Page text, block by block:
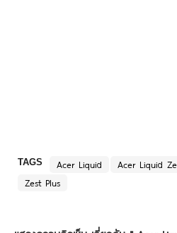
TAGS Acer Liquid Acer Liquid
Zest Plus